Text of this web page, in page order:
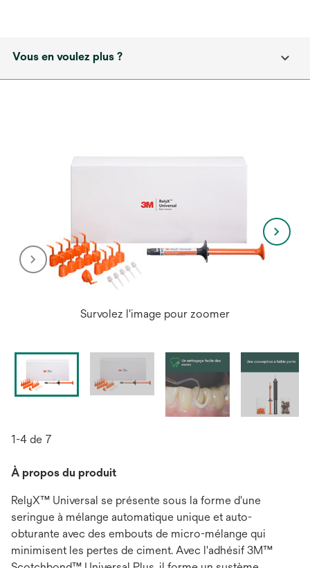
Vous en voulez plus ?
Survolez l'image pour zoomer
1-4 de 7
À propos du produit
RelyX™ Universal se présente sous la forme d'une
seringue à mélange automatique unique et auto-
obturante avec des embouts de micro-mélange qui
minimisent les pertes de ciment. Avec l'adhésif 3M™